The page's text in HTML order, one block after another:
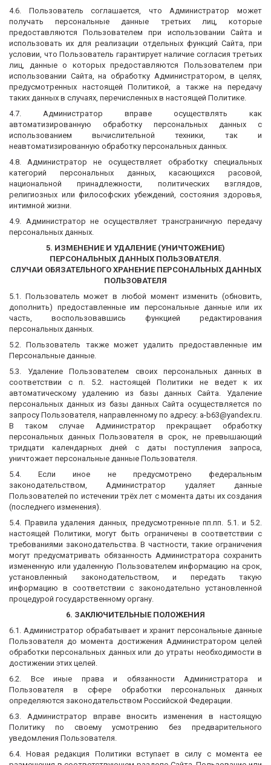
4.6. Пользователь соглашается, что Администратор может
получать персональные данные третьих лиц, которые
предоставляются Пользователем при использовании Сайта и
использовать их для реализации отдельных функций Сайта, при
условии, что Пользователь гарантирует наличие согласия третьих
лиц, данные о которых предоставляются Пользователем при
использовании Сайта, на обработку Администратором, в целях,
предусмотренных настоящей Политикой, а также на передачу
таких данных в случаях, перечисленных в настоящей Политике.
4.7. Администратор вправе осуществлять как
автоматизированную обработку персональных данных с
использованием вычислительной техники, так и
неавтоматизированную обработку персональных данных.
4.8. Администратор не осуществляет обработку специальных
категорий персональных данных, касающихся расовой,
национальной принадлежности, политических взглядов,
религиозных или философских убеждений, состояния здоровья,
интимной жизни.
4.9. Администратор не осуществляет трансграничную передачу
персональных данных.
5. ИЗМЕНЕНИЕ И УДАЛЕНИЕ (УНИЧТОЖЕНИЕ)
ПЕРСОНАЛЬНЫХ ДАННЫХ ПОЛЬЗОВАТЕЛЯ.
СЛУЧАИ ОБЯЗАТЕЛЬНОГО ХРАНЕНИЕ ПЕРСОНАЛЬНЫХ ДАННЫХ
ПОЛЬЗОВАТЕЛЯ
5.1. Пользователь может в любой момент изменить (обновить,
дополнить) предоставленные им персональные данные или их
часть, воспользовавшись функцией редактирования
персональных данных.
5.2. Пользователь также может удалить предоставленные им
Персональные данные.
5.3. Удаление Пользователем своих персональных данных в
соответствии с п. 5.2. настоящей Политики не ведет к их
автоматическому удалению из базы данных Сайта. Удаление
персональных данных из базы данных Сайта осуществляется по
запросу Пользователя, направленному по адресу: a-b63@yandex.ru.
В таком случае Администратор прекращает обработку
персональных данных Пользователя в срок, не превышающий
тридцати календарных дней с даты поступления запроса,
уничтожает персональные данные Пользователя.
5.4. Если иное не предусмотрено федеральным
законодательством, Администратор удаляет данные
Пользователей по истечении трёх лет с момента даты их создания
(последнего изменения).
5.4. Правила удаления данных, предусмотренные пп.пп. 5.1. и 5.2.
настоящей Политики, могут быть ограничены в соответствии с
требованиями законодательства. В частности, такие ограничения
могут предусматривать обязанность Администратора сохранить
измененную или удаленную Пользователем информацию на срок,
установленный законодательством, и передать такую
информацию в соответствии с законодательно установленной
процедурой государственному органу.
6. ЗАКЛЮЧИТЕЛЬНЫЕ ПОЛОЖЕНИЯ
6.1. Администратор обрабатывает и хранит персональные данные
Пользователя до момента достижения Администратором целей
обработки персональных данных или до утраты необходимости в
достижении этих целей.
6.2. Все иные права и обязанности Администратора и
Пользователя в сфере обработки персональных данных
определяются законодательством Российской Федерации.
6.3. Администратор вправе вносить изменения в настоящую
Политику по своему усмотрению без предварительного
уведомления Пользователя.
6.4. Новая редакция Политики вступает в силу с момента ее